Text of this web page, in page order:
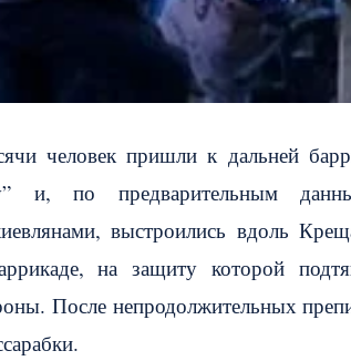
человек пришли к дальней
и, по предварительным
выстроились вдоль
на защиту которой
После непродолжительных